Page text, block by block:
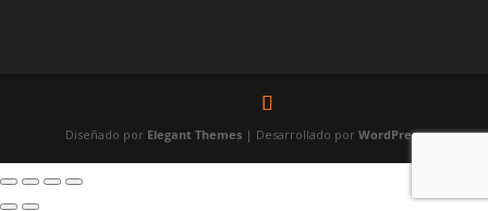
Diseñado por Elegant Themes| Desarrollado por WordPress